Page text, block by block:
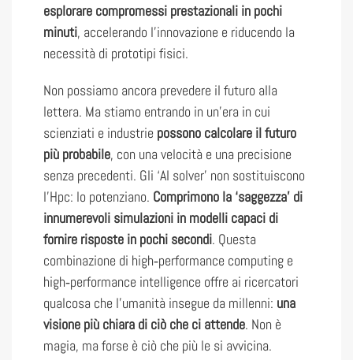
esplorare compromessi prestazionali in pochi
minuti, accelerando l’innovazione e riducendo la
necessità di prototipi fisici.
Non possiamo ancora prevedere il futuro alla
lettera. Ma stiamo entrando in un’era in cui
scienziati e industrie possono calcolare il futuro
più probabile, con una velocità e una precisione
senza precedenti. Gli ‘AI solver’ non sostituiscono
l’Hpc: lo potenziano. Comprimono la ‘saggezza’ di
innumerevoli simulazioni in modelli capaci di
fornire risposte in pochi secondi. Questa
combinazione di high‑performance computing e
high‑performance intelligence offre ai ricercatori
qualcosa che l’umanità insegue da millenni: una
visione più chiara di ciò che ci attende. Non è
magia, ma forse è ciò che più le si avvicina.